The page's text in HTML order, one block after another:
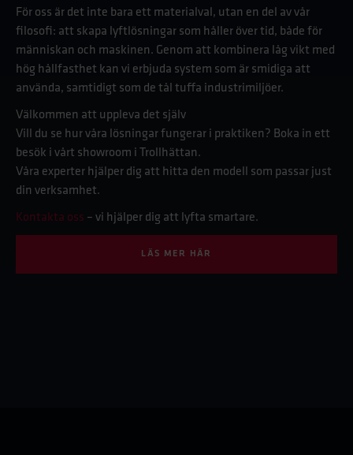
För oss är det inte bara ett materialval, utan en del av vår
filosofi: att skapa lyftlösningar som håller över tid, både för
människan och maskinen. Genom att kombinera låg vikt med
hög hållfasthet kan vi erbjuda system som är smidiga att
använda, samtidigt som de tål tuffa industrimiljöer.
Välkommen att uppleva det själv
Vill du se hur våra lösningar fungerar i praktiken? Boka in ett
besök i vårt showroom i Trollhättan.
Våra experter hjälper dig att hitta den modell som passar just
din verksamhet.
Kontakta oss – vi hjälper dig att lyfta smartare.
LÄS MER HÄR